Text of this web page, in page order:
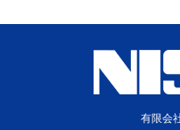
有限会